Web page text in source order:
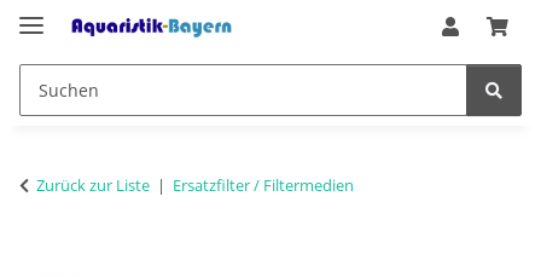
Zurück zur Liste Ersatzfilter / Filtermedien